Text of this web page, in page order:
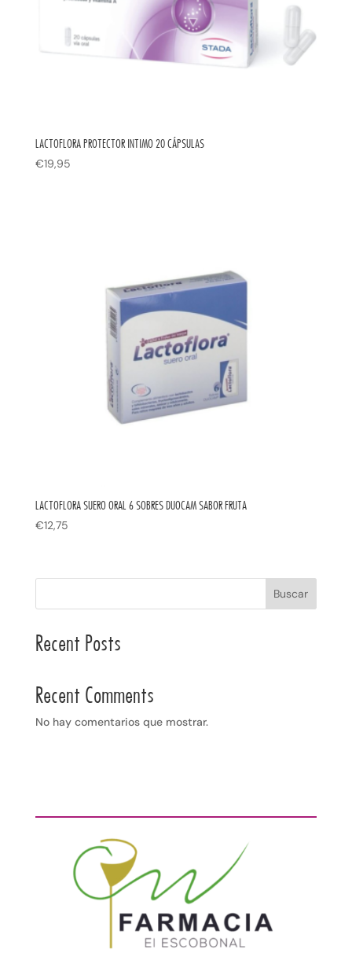
LACTOFLORA PROTECTOR INTIMO 20 CÁPSULAS
€19,95
LACTOFLORA SUERO ORAL 6 SOBRES DUOCAM SABOR FRUTA
€12,75
Buscar
Recent Posts
Recent Comments
No hay comentarios que mostrar.